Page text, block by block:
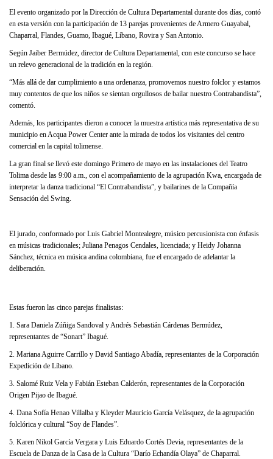
El evento organizado por la Dirección de Cultura Departamental durante dos días, contó
en esta versión con la participación de 13 parejas provenientes de Armero Guayabal,
Chaparral, Flandes, Guamo, Ibagué, Líbano, Rovira y San Antonio.
Según Jaiber Bermúdez, director de Cultura Departamental, con este concurso se hace
un relevo generacional de la tradición en la región.
“Más allá de dar cumplimiento a una ordenanza, promovemos nuestro folclor y estamos
muy contentos de que los niños se sientan orgullosos de bailar nuestro Contrabandista”,
comentó.
Además, los participantes dieron a conocer la muestra artística más representativa de su
municipio en Acqua Power Center ante la mirada de todos los visitantes del centro
comercial en la capital tolimense.
La gran final se llevó este domingo Primero de mayo en las instalaciones del Teatro
Tolima desde las 9:00 a.m., con el acompañamiento de la agrupación Kwa, encargada de
interpretar la danza tradicional “El Contrabandista”, y bailarines de la Compañía
Sensación del Swing.
El jurado, conformado por Luis Gabriel Montealegre, músico percusionista con énfasis
en músicas tradicionales; Juliana Penagos Cendales, licenciada; y Heidy Johanna
Sánchez, técnica en música andina colombiana, fue el encargado de adelantar la
deliberación.
Estas fueron las cinco parejas finalistas:
1. Sara Daniela Zúñiga Sandoval y Andrés Sebastián Cárdenas Bermúdez,
representantes de “Sonart” Ibagué.
2. Mariana Aguirre Carrillo y David Santiago Abadía, representantes de la Corporación
Expedición de Líbano.
3. Salomé Ruiz Vela y Fabián Esteban Calderón, representantes de la Corporación
Origen Pijao de Ibagué.
4. Dana Sofía Henao Villalba y Kleyder Mauricio García Velásquez, de la agrupación
folclórica y cultural “Soy de Flandes”.
5. Karen Nikol García Vergara y Luis Eduardo Cortés Devia, representantes de la
Escuela de Danza de la Casa de la Cultura “Darío Echandía Olaya” de Chaparral.